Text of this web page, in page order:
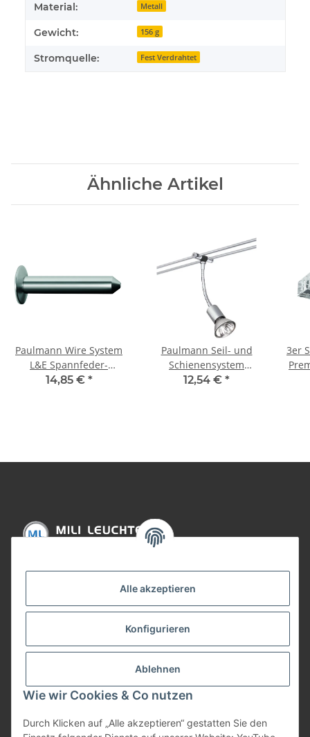
Alle akzeptieren
Konfigurieren
Ablehnen
Wie wir Cookies & Co nutzen
Durch Klicken auf „Alle akzeptieren“ gestatten Sie den
Material: Metall
Gewicht: 156 g
Stromquelle: Fest Verdrahtet
Ähnliche Artikel
Paulmann Wire System
L&E Spannfeder-
Wandanschluss 1 Paar
14,85 € *
Paulmann Seil- und
Schienensystem
CombiEasy Spot Basil
12,54 € *
3er
Gesetzliche Informationen
Bezahlung